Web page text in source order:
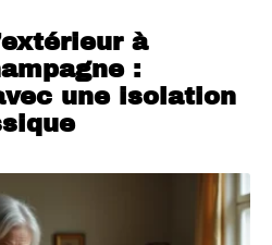
à
:
une isolation